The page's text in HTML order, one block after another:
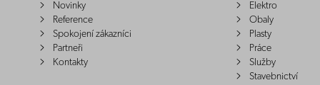
Novinky
Reference
Spokojení zákazníci
Partneři
Kontakty
Elektro
Obaly
Plasty
Práce
Služby
Stavebnictví